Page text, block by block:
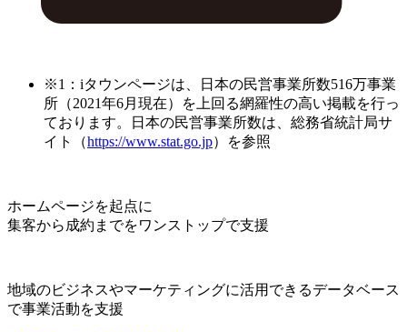
※1：iタウンページは、日本の民営事業所数516万事業
所（2021年6月現在）を上回る網羅性の高い掲載を行っ
ております。日本の民営事業所数は、総務省統計局サ
イト（https://www.stat.go.jp）を参照
ホームページを起点に
集客から成約までをワンストップで支援
地域のビジネスやマーケティングに活用できるデータベース
で事業活動を支援